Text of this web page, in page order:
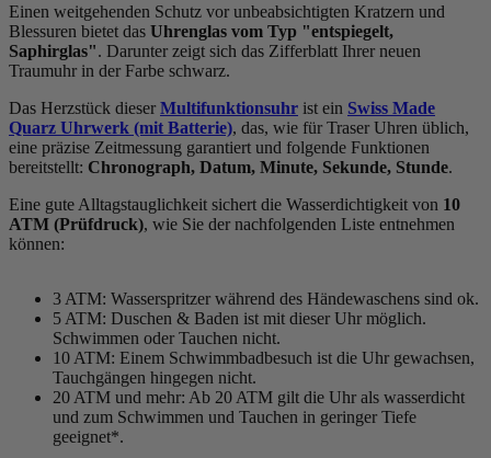
Einen weitgehenden Schutz vor unbeabsichtigten Kratzern und
Blessuren bietet das Uhrenglas vom Typ "entspiegelt,
Saphirglas". Darunter zeigt sich das Zifferblatt Ihrer neuen
Traumuhr in der Farbe schwarz.
Das Herzstück dieser Multifunktionsuhr ist ein Swiss Made
Quarz Uhrwerk (mit Batterie), das, wie für Traser Uhren üblich,
eine präzise Zeitmessung garantiert und folgende Funktionen
bereitstellt: Chronograph, Datum, Minute, Sekunde, Stunde.
Eine gute Alltagstauglichkeit sichert die Wasserdichtigkeit von 10
ATM (Prüfdruck), wie Sie der nachfolgenden Liste entnehmen
können:
3 ATM: Wasserspritzer während des Händewaschens sind ok.
5 ATM: Duschen & Baden ist mit dieser Uhr möglich.
Schwimmen oder Tauchen nicht.
10 ATM: Einem Schwimmbadbesuch ist die Uhr gewachsen,
Tauchgängen hingegen nicht.
20 ATM und mehr: Ab 20 ATM gilt die Uhr als wasserdicht
und zum Schwimmen und Tauchen in geringer Tiefe
geeignet*.